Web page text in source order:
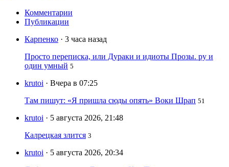
Комментарии
Публикации
Карпенко · 3 часа назад
Просто переписка, или Дураки и идиоты Прозы. ру и
один умный 5
krutoi · Вчера в 07:25
Там пишут: «Я пришла сюды опять» Воки Шрап 51
krutoi · 5 августа 2026, 21:48
Калрецкая злится 3
krutoi · 5 августа 2026, 20:34